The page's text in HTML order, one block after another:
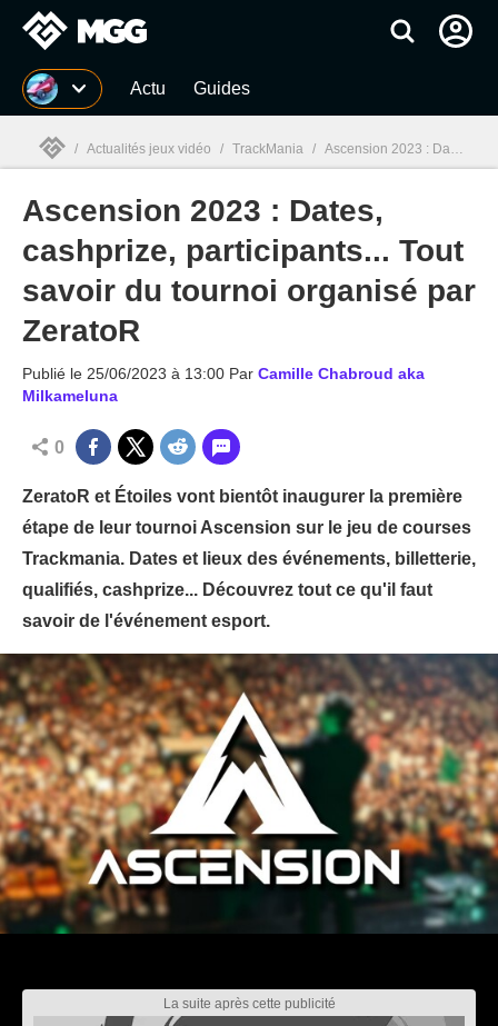
MGG Actu Guides
MGG
/ Actualités jeux vidéo / TrackMania / Ascension 2023 : Dates, cashprize, participants... Tout savoir du tournoi organisé par ZeratoR
Ascension 2023 : Dates,
cashprize, participants... Tout
savoir du tournoi organisé par
ZeratoR
Publié le 25/06/2023 à 13:00 Par Camille Chabroud aka
Milkameluna
0
ZeratoR et Étoiles vont bientôt inaugurer la première
étape de leur tournoi Ascension sur le jeu de courses
Trackmania. Dates et lieux des événements, billetterie,
qualifiés, cashprize... Découvrez tout ce qu'il faut
savoir de l'événement esport.